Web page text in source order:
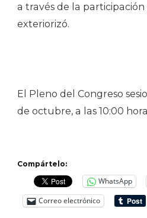
a través de la
exteriorizó.
El Pleno del Congreso
de octubre, a las 10:00
Compártelo:
WhatsApp
Correo electrónico